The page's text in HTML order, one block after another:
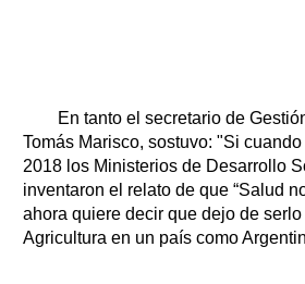
En tanto el secretario de
Tomás Marisco, sostuvo: "Si
2018 los Ministerios de Desarrollo
inventaron el relato de que “Salud
ahora quiere decir que dejo de
Agricultura en un país como